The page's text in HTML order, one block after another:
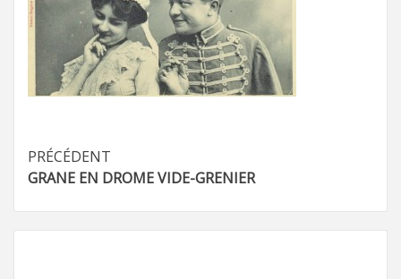
Navigation
d’article
PRÉCÉDENT
GRANE EN DROME VIDE-GRENIER